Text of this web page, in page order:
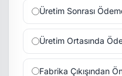
Üretim Sonrası
Üretim Ortasında
Fabrika Çıkışından